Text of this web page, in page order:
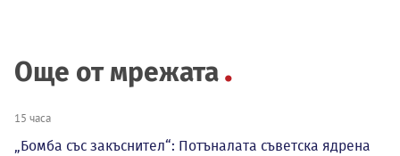
Още от мрежата
15 часа
„Бомба със закъснител“: Потъналата съветска ядрена